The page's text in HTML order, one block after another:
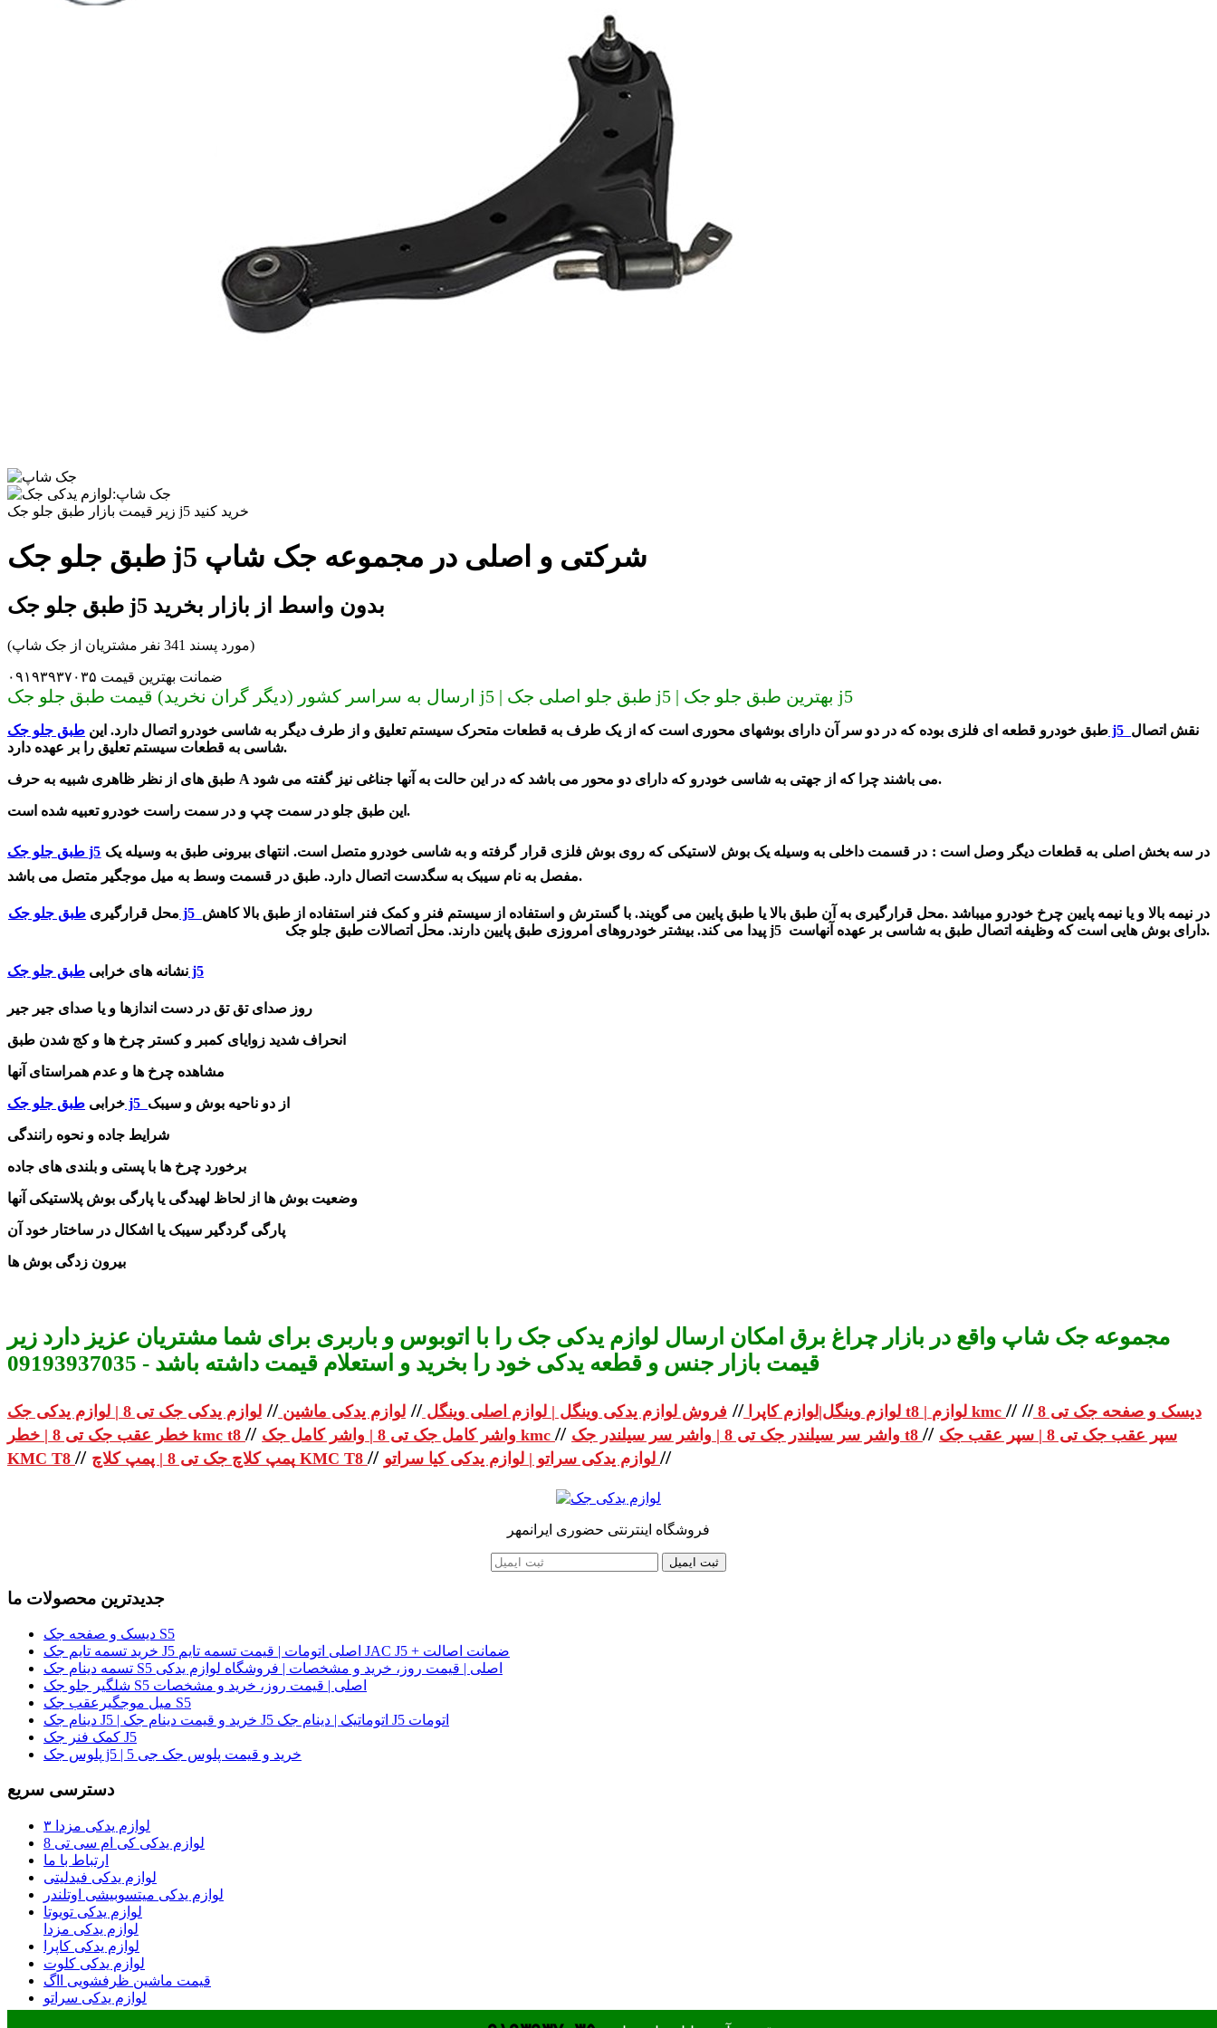
زیر قیمت بازار طبق جلو جک j5 خرید کنید
طبق جلو جک j5 شرکتی و اصلی در مجموعه جک شاپ
طبق جلو جک j5 بدون واسط از بازار بخرید
(مورد پسند 341 نفر مشتریان از جک شاپ)
ضمانت بهترین قیمت ۰۹۱۹۳۹۳۷۰۳۵
ارسال به سراسر کشور (دیگر گران نخرید) قیمت طبق جلو جک j5 | طبق جلو اصلی جک j5 | بهترین طبق جلو جک j5
طبق خودرو قطعه ای فلزی بوده که در دو سر آن دارای بوشهای محوری است که از یک طرف به قطعات متحرک سیستم تعلیق و از طرف دیگر به شاسی خودرو اتصال دارد. این طبق جلو جک j5 نقش اتصال
شاسی به قطعات سیستم تعلیق را بر عهده دارد.
طبق های از نظر ظاهری شبیه به حرف A می باشند چرا که از جهتی به شاسی خودرو که دارای دو محور می باشد که در این حالت به آنها جناغی نیز گفته می شود.
این طبق جلو در سمت چپ و در سمت راست خودرو تعبیه شده است.
طبق جلو جک j5
مفصل به نام سیبک به سگدست اتصال دارد. طبق در قسمت وسط به میل موجگیر متصل می باشد.
محل قرارگیری طبق جلو جک j5 در نیمه بالا و یا نیمه پایین چرخ خودرو میباشد .محل قرارگیری به آن طبق بالا یا طبق پایین می گویند. با گسترش و استفاده از سیستم فنر و کمک فنر استفاده از طبق بالا کاهش
پیدا می کند. بیشتر خودروهای امروزی طبق پایین دارند. محل اتصالات طبق جلو جک j5 دارای بوش هایی است که وظیفه اتصال طبق به شاسی بر عهده آنهاست.
نشانه های خرابی طبق جلو جک j5
روز صدای تق تق در دست اندازها و یا صدای جیر جیر
انحراف شدید زوایای کمبر و کستر چرخ ها و کج شدن طبق
مشاهده چرخ ها و عدم همراستای آنها
خرابی طبق جلو جک j5 از دو ناحیه بوش و سیبک
شرایط جاده و نحوه رانندگی
برخورد چرخ ها با پستی و بلندی های جاده
وضعیت بوش ها از لحاظ لهیدگی یا پارگی بوش پلاستیکی آنها
پارگی گردگیر سیبک یا اشکال در ساختار خود آن
بیرون زدگی بوش ها
مجموعه جک شاپ واقع در بازار چراغ برق امکان ارسال لوازم یدکی جک را با اتوبوس و باربری برای شما مشتریان عزیز دارد زیر
قیمت بازار جنس و قطعه یدکی خود را بخرید و استعلام قیمت داشته باشد - 09193937035
لوازم وینگل|لوازم کاپرا// فروش لوازم یدکی وینگل | لوازم اصلی وینگل// لوازم یدکی ماشین// لوازم یدکی جک تی 8 | لوازم یدکی جک t8 | لوازم kmc // دیسک و صفحه جک تی 8 //
خطر عقب جک تی 8 | خطر kmc t8 // واشر کامل جک تی 8 | واشر کامل جک kmc // واشر سر سیلندر جک تی 8 | واشر سر سیلندر جک t8 // سپر عقب جک تی 8 | سپر عقب جک
KMC T8 // پمپ کلاچ جک تی 8 | پمپ کلاچ KMC T8 // //
فروشگاه اینترنتی حضوری ایرانمهر
ثبت ایمیل
جدیدترین محصولات ما
دیسک و صفحه جک S5
خرید تسمه تایم جک J5 اصلی اتومات | قیمت تسمه تایم JAC J5 + ضمانت اصالت
تسمه دینام جک S5 اصلی | قیمت روز، خرید و مشخصات | فروشگاه لوازم یدکی
شلگیر جلو جک S5 اصلی | قیمت روز، خرید و مشخصات
میل موجگیرعقب جک S5
دینام جک J5 | خرید و قیمت دینام جک J5 اتوماتیک | دینام جک J5 اتومات
کمک فنر جک J5
پلوس جک j5 | خرید و قیمت پلوس جک جی 5
دسترسی سریع
لوازم یدکی مزدا ۳
لوازم یدکی کی ام سی تی 8
ارتباط با ما
لوازم یدکی فیدلیتی
لوازم یدکی میتسوبیشی اوتلندر
لوازم یدکی تویوتا
لوازم یدکی مزدا
لوازم یدکی کاپرا
لوازم یدکی کلوت
قیمت ماشین ظرفشویی ااگ
لوازم یدکی سراتو